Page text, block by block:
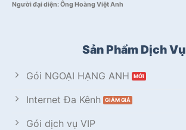
Người đại diện: Ông Hoàng Việt Anh
Sản Phẩm Dịch Vụ
Gói NGOẠI HẠNG ANH
Internet Đa Kênh
Gói dịch vụ VIP